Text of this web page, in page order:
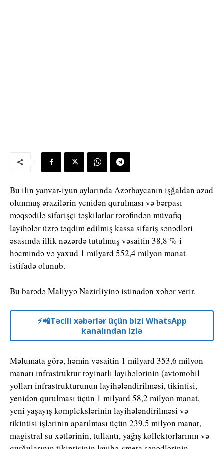
Bu ilin yanvar-iyun aylarında Azərbaycanın işğaldan azad
olunmuş ərazilərin yenidən qurulması və bərpası
məqsədilə sifarişçi təşkilatlar tərəfindən müvafiq
layihələr üzrə təqdim edilmiş kassa sifariş sənədləri
əsasında illik nəzərdə tutulmuş vəsaitin 38,8 %-i
həcmində və yaxud 1 milyard 552,4 milyon manat
istifadə olunub.
Bu barədə Maliyyə Nazirliyinə istinadən xəbər verir.
⚡️📲Təcili xəbərlər üçün bizi WhatsApp
kanalından izlə
Məlumata görə, həmin vəsaitin 1 milyard 353,6 milyon
manatı infrastruktur təyinatlı layihələrinin (avtomobil
yolları infrastrukturunun layihələndirilməsi, tikintisi,
yenidən qurulması üçün 1 milyard 58,2 milyon manat,
yeni yaşayış komplekslərinin layihələndirilməsi və
tikintisi işlərinin aparılması üçün 239,5 milyon manat,
magistral su xətlərinin, tullantı, yağış kollektorlarının və